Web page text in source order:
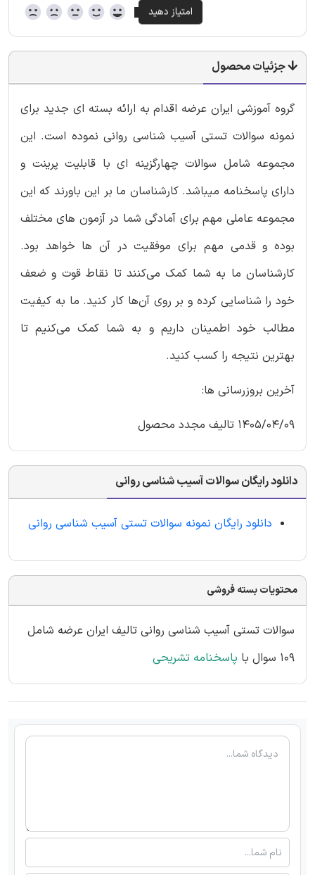
جزئیات محصول
گروه آموزشی ایران عرضه اقدام به ارائه بسته ای جدید برای
نمونه سوالات تستی آسیب شناسی روانی نموده است. این
مجموعه شامل سوالات چهارگزینه ای با قابلیت پرینت و
دارای پاسخنامه میباشد. کارشناسان ما بر این باورند که این
مجموعه عاملی مهم برای آمادگی شما در آزمون های مختلف
بوده و قدمی مهم برای موفقیت در آن ها خواهد بود.
کارشناسان ما به شما کمک می‌کنند تا نقاط قوت و ضعف
خود را شناسایی کرده و بر روی آن‌ها کار کنید. ما به کیفیت
مطالب خود اطمینان داریم و به شما کمک می‌کنیم تا
بهترین نتیجه را کسب کنید.
آخرین بروزرسانی ها:
1405/04/09 تالیف مجدد محصول
دانلود رایگان سوالات آسیب شناسی روانی
دانلود رایگان نمونه سوالات تستی آسیب شناسی روانی
محتویات بسته فروشی
سوالات تستی آسیب شناسی روانی تالیف ایران عرضه شامل
109 سوال با
پاسخنامه تشریحی